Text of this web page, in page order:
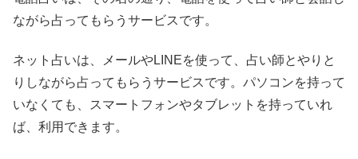
ながら占ってもらうサービスです。
ネット占いは、メールやLINEを使って、占い師とやりと
りしながら占ってもらうサービスです。パソコンを持って
いなくても、スマートフォンやタブレットを持っていれ
ば、利用できます。